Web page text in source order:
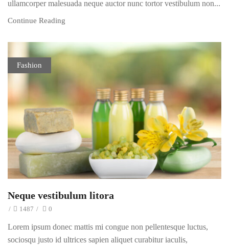
ullamcorper malesuada neque auctor nunc tortor vestibulum non...
Continue Reading
Fashion
Neque vestibulum litora
/ 1487 / 0
Lorem ipsum donec mattis mi congue non pellentesque luctus,
sociosqu justo id ultrices sapien aliquet curabitur iaculis,